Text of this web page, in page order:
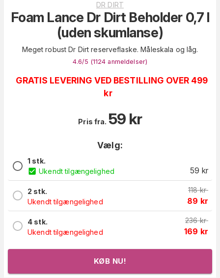
DR DIRT
Foam Lance Dr Dirt Beholder 0,7 l
(uden skumlanse)
Meget robust Dr Dirt reserveflaske. Måleskala og låg.
4.6/5 (1124 anmeldelser)
GRATIS LEVERING VED BESTILLING OVER 499
kr
Pris fra. 59 kr
Vælg:
1 stk.
Ukendt tilgængelighed
59 kr
2 stk.
Ukendt tilgængelighed
118 kr
89 kr
4 stk.
Ukendt tilgængelighed
236 kr
169 kr
KØB NU!